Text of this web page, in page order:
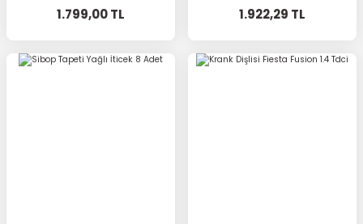
1.799,00 TL 1.922,29 TL